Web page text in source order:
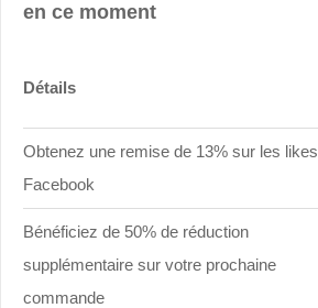
en ce moment
Détails
Obtenez une remise de 13% sur les likes
Facebook
Bénéficiez de 50% de réduction
supplémentaire sur votre prochaine
commande